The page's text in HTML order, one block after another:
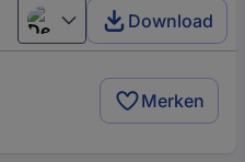
Deutsch (Deutschland)
Download
Merken